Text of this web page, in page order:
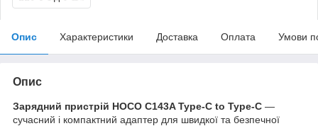
Опис Характеристики Доставка Оплата Умови
Опис
Зарядний пристрій HOCO C143A Type-C to Type-C —
сучасний і компактний адаптер для швидкої та безпечної